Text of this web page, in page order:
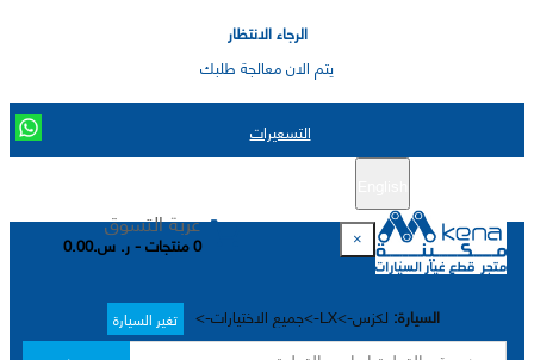
الرجاء الانتظار
يتم الان معالجة طلبك
التسعيرات
عربة التسوق
0 منتجات - ر. س.0.00
السيارة: لكزس->LX->جميع الاختيارات-> تغير السيارة
×